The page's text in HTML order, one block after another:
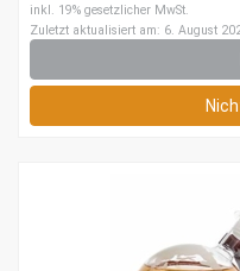
inkl. 19% gesetzlicher MwSt.
Zuletzt aktualisiert am: 6. August